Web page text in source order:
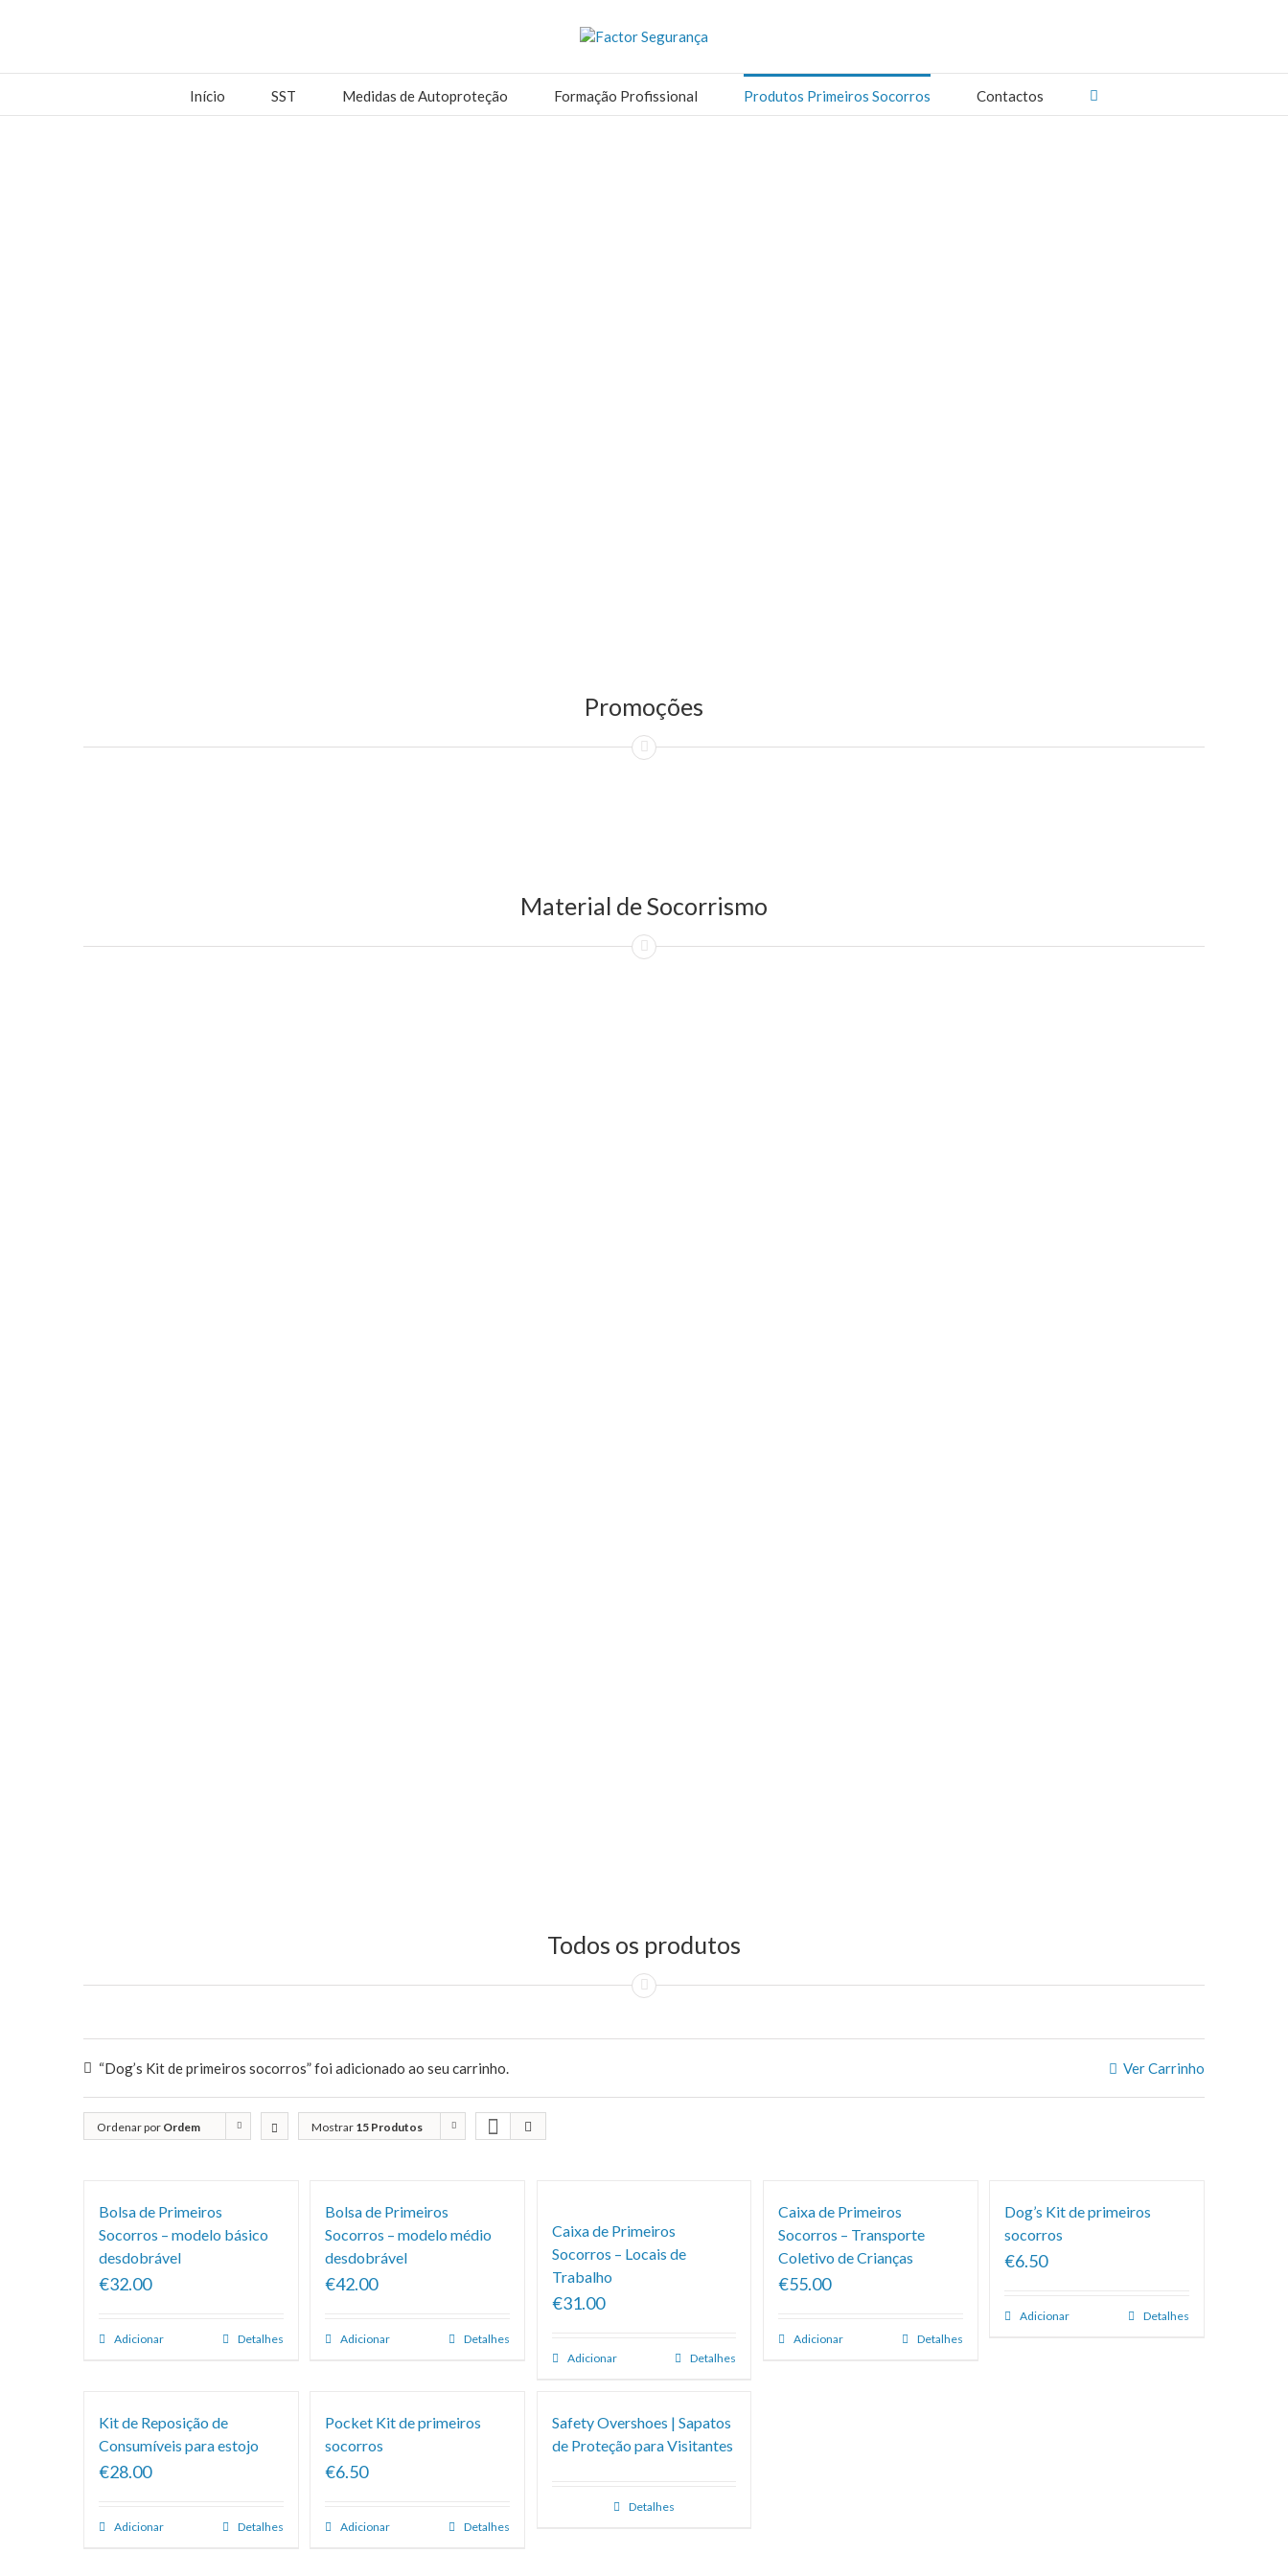
Início SST Medidas de Autoproteção Formação Profissional Produtos Primeiros Socorros Contactos
Promoções
Material de Socorrismo
Todos os produtos
Ver Carrinho
“Dog’s Kit de primeiros socorros” foi adicionado ao seu carrinho.
Ordenar por Ordem
Mostrar 15 Produtos
Bolsa de Primeiros
Socorros – modelo básico
desdobrável
€32.00
Adicionar Detalhes
Bolsa de Primeiros
Socorros – modelo médio
desdobrável
€42.00
Adicionar Detalhes
Caixa de Primeiros
Socorros – Locais de
Trabalho
€31.00
Adicionar Detalhes
Caixa de Primeiros
Socorros – Transporte
Coletivo de Crianças
€55.00
Adicionar Detalhes
Dog’s Kit de primeiros
socorros
€6.50
Adicionar Detalhes
Kit de Reposição de
Consumíveis para estojo
€28.00
Adicionar Detalhes
Pocket Kit de primeiros
socorros
€6.50
Adicionar Detalhes
Safety Overshoes | Sapatos
de Proteção para Visitantes
Detalhes